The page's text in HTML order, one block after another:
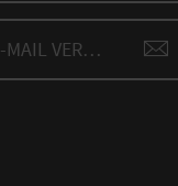
E-MAIL VERFASSEN